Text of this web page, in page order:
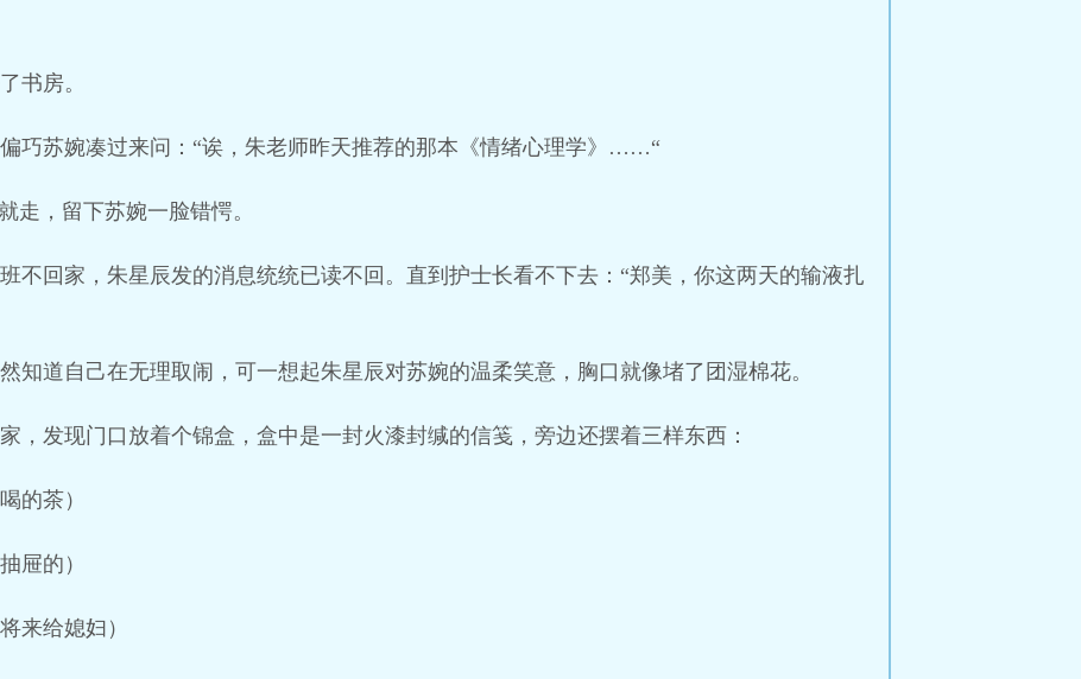
书房。
巧苏婉凑过来问：“诶，朱老师昨天推荐的那本《情绪心理学》……“
走，留下苏婉一脸错愕。
不回家，朱星辰发的消息统统已读不回。直到护士长看不下去：“郑美，你这两天的输液扎
知道自己在无理取闹，可一想起朱星辰对苏婉的温柔笑意，胸口就像堵了团湿棉花。
，发现门口放着个锦盒，盒中是一封火漆封缄的信笺，旁边还摆着三样东西：
的茶）
屉的）
来给媳妇）